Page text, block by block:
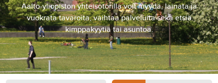
Aalto-yliopiston yhteisötorilla voit myydä, lainata ja
vuokrata tavaroita, vaihtaa palveluita sekä etsiä
kimppakyytiä tai asuntoa.